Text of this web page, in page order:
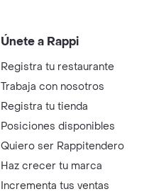
Únete a Rappi
Registra tu restaurante
Trabaja con nosotros
Registra tu tienda
Posiciones disponibles
Quiero ser Rappitendero
Haz crecer tu marca
Incrementa tus ventas